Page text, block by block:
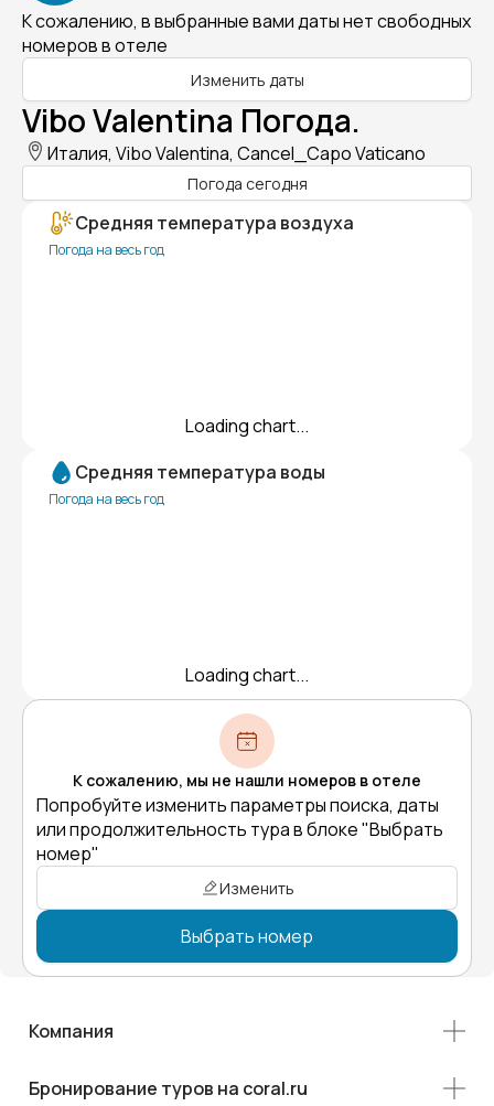
К сожалению, в выбранные вами даты нет свободных
номеров в отеле
Изменить даты
Vibo Valentina Погода.
Италия, Vibo Valentina, Cancel_Capo Vaticano
Погода сегодня
Средняя температура воздуха
Погода на весь год
Loading chart...
Средняя температура воды
Погода на весь год
Loading chart...
К сожалению, мы не нашли номеров в отеле
Попробуйте изменить параметры поиска, даты
или продолжительность тура в блоке "Выбрать
номер"
Изменить
Выбрать номер
Компания
Бронирование туров на coral.ru